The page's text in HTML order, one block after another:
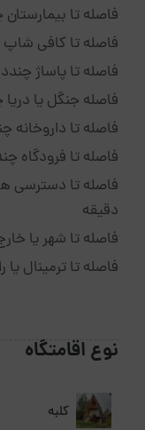
فاصله تا بیمارستان
فاصله تا کافی شاپ
فاصله تا پاساژ
فاصله جنگل یا دریا
فاصله تا داروخانه
فاصله تا فرودگاه
دقیقه
فاصله تا شهر یا خارج
فاصله تا ترمینال یا
نوع اقامتگاه
کلبه